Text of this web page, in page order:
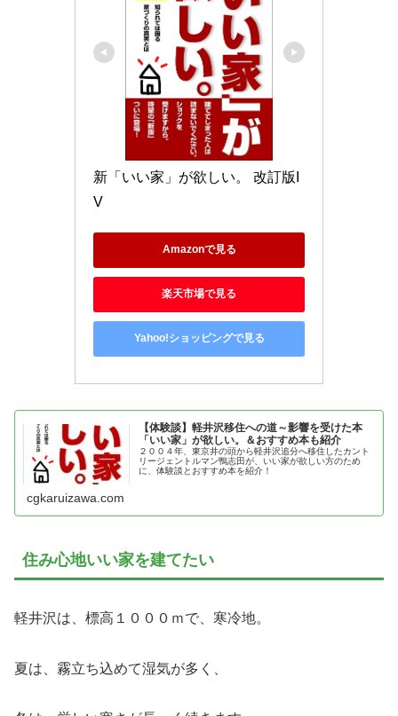
新「いい家」が欲しい。 改訂版I
V
Amazonで見る
楽天市場で見る
Yahoo!ショッピングで見る
【体験談】軽井沢移住への道～影響を受けた本
「いい家」が欲しい。＆おすすめ本も紹介
２００４年、東京井の頭から軽井沢追分へ移住したカント
リージェントルマン鴨志田が、いい家が欲しい方のため
に、体験談とおすすめ本を紹介！
cgkaruizawa.com
住み心地いい家を建てたい
軽井沢は、標高１０００ｍで、寒冷地。
夏は、霧立ち込めて湿気が多く、